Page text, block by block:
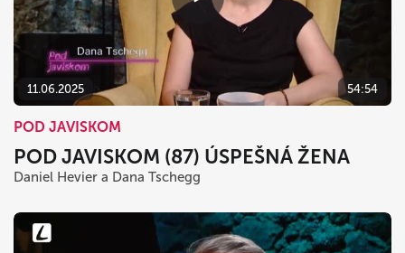
11.06.2025 54:54
POD JAVISKOM
POD JAVISKOM (87) ÚSPEŠNÁ ŽENA
Daniel Hevier a Dana Tschegg